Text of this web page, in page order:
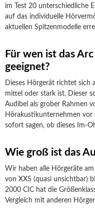
im Test 20 unterschiedliche
auf das individuelle
aktuellen Spitzenmodelle
Für wen ist das
geeignet?
Dieses Hörgerät richtet sich
mittel oder stark ist. Dieser
Audibel als grober Rahmen
Hörakustikunternehmen
sofort sagen, ob dieses Im-
Wie groß ist das
Wir haben alle Hörgeräte
von XXS (quasi unsichtbar)
2000 CIC hat die
Vergleich mit anderen